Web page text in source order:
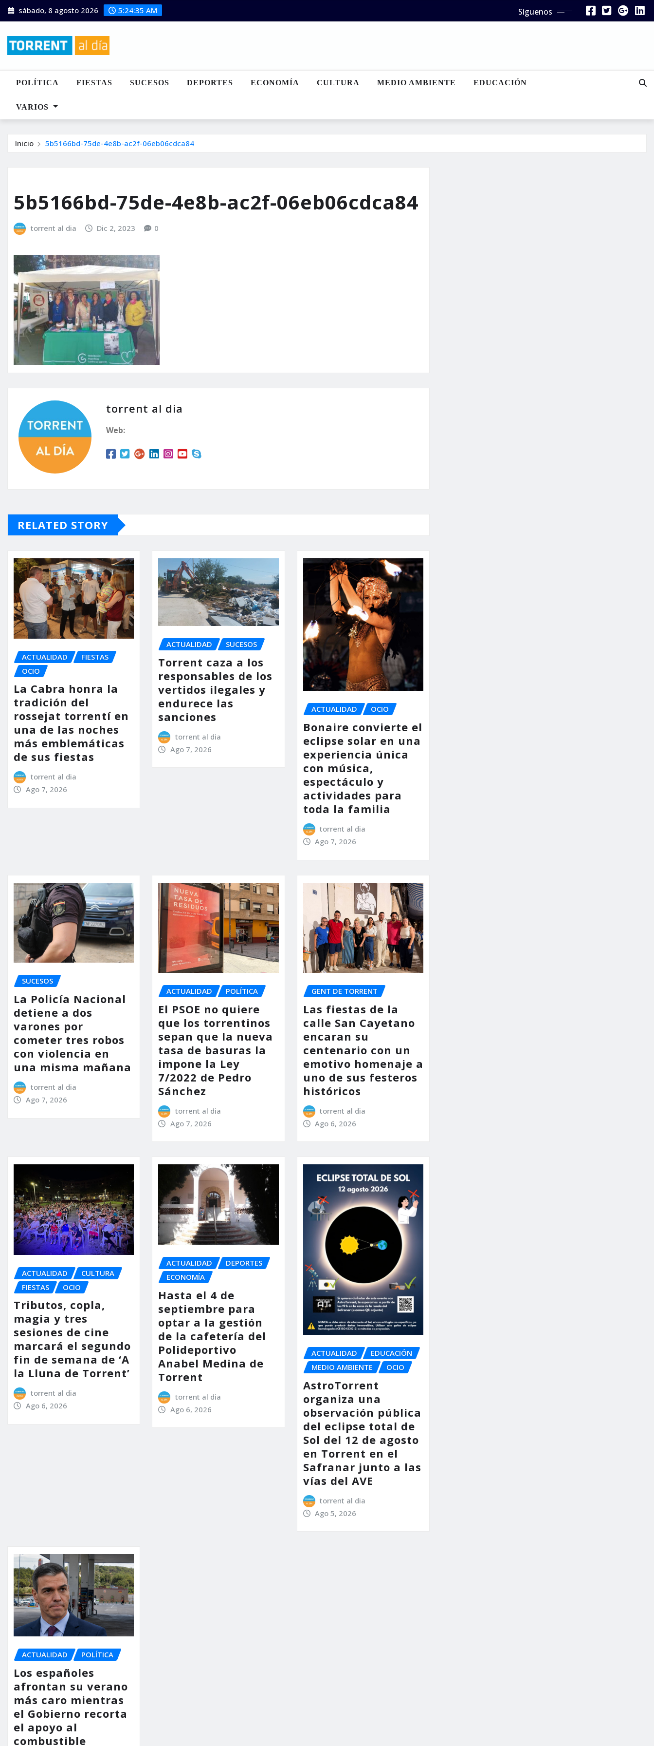
Saltar
al
sábado, 8 agosto 2026 5:24:36 AM Síguenos
POLÍTICA FIESTAS SUCESOS DEPORTES ECONOMÍA CULTURA MEDIO AMBIENTE EDUCACIÓN
VARIOS
Inicio 5b5166bd-75de-4e8b-ac2f-06eb06cdca84
5b5166bd-75de-4e8b-ac2f-06eb06cdca84
torrent al dia Dic 2, 2023 0
torrent al dia
Web:
RELATED STORY
ACTUALIDAD
FIESTAS
OCIO
La Cabra honra la
tradición del
rossejat torrentí en
una de las noches
más emblemáticas
de sus fiestas
torrent al dia
Ago 7, 2026
ACTUALIDAD SUCESOS
Torrent caza a los
responsables de los
vertidos ilegales y
endurece las
sanciones
torrent al dia
Ago 7, 2026
ACTUALIDAD OCIO
Bonaire convierte el
eclipse solar en una
experiencia única
con música,
espectáculo y
actividades para
toda la familia
torrent al dia
Ago 7, 2026
SUCESOS
La Policía Nacional
detiene a dos
varones por
cometer tres robos
con violencia en
una misma mañana
torrent al dia
Ago 7, 2026
ACTUALIDAD POLÍTICA
El PSOE no quiere
que los torrentinos
sepan que la nueva
tasa de basuras la
impone la Ley
7/2022 de Pedro
Sánchez
torrent al dia
Ago 7, 2026
GENT DE TORRENT
Las fiestas de la
calle San Cayetano
encaran su
centenario con un
emotivo homenaje a
uno de sus festeros
históricos
torrent al dia
Ago 6, 2026
ACTUALIDAD
CULTURA
FIESTAS
OCIO
Tributos, copla,
magia y tres
sesiones de cine
marcará el segundo
fin de semana de ‘A
la Lluna de Torrent’
torrent al dia
Ago 6, 2026
ACTUALIDAD
DEPORTES
ECONOMÍA
Hasta el 4 de
septiembre para
optar a la gestión
de la cafetería del
Polideportivo
Anabel Medina de
Torrent
torrent al dia
Ago 6, 2026
ACTUALIDAD
EDUCACIÓN
MEDIO AMBIENTE
OCIO
AstroTorrent
organiza una
observación pública
del eclipse total de
Sol del 12 de agosto
en Torrent en el
Safranar junto a las
vías del AVE
torrent al dia
Ago 5, 2026
ACTUALIDAD POLÍTICA
Los españoles
afrontan su verano
más caro mientras
el Gobierno recorta
el apoyo al
combustible